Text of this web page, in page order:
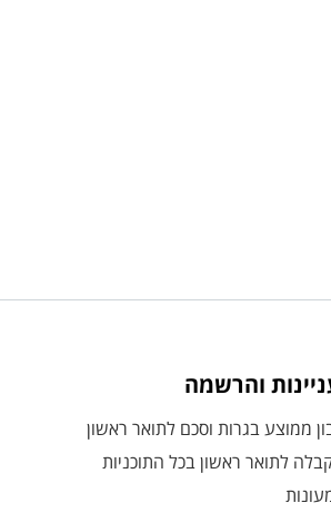
והרשמה
ממוצע בגרות וסכם לתואר ראשון
לתואר ראשון בכל התוכניות